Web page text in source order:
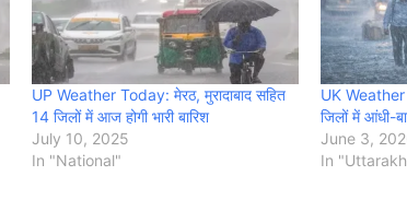
UP Weather Today: मेरठ, मुरादाबाद सहित
14 जिलों में आज होगी भारी बारिश
July 10, 2025
In "National"
UK
जिलों में आंधी-
June 3,
In